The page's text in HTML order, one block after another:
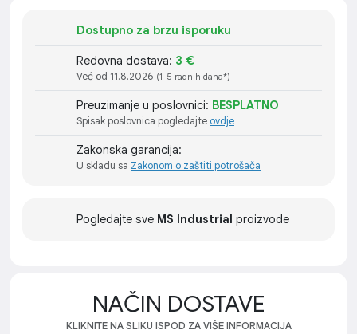
Dostupno za brzu isporuku
Redovna dostava: 3 €
Već od 11.8.2026 (1-5 radnih dana*)
Preuzimanje u poslovnici: BESPLATNO
Spisak poslovnica pogledajte ovdje
Zakonska garancija:
U skladu sa Zakonom o zaštiti potrošača
Pogledajte sve MS Industrial proizvode
NAČIN DOSTAVE
KLIKNITE NA SLIKU ISPOD ZA VIŠE INFORMACIJA